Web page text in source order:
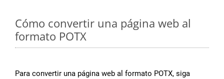
Cómo convertir una página web al
formato POTX
Para convertir una página web al formato POTX, siga